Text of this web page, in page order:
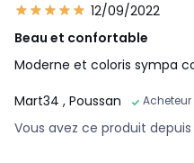
12/09/2022
Beau et confortable
Moderne et coloris sympa
Mart34 , Poussan Acheteur
Vous avez ce produit depuis